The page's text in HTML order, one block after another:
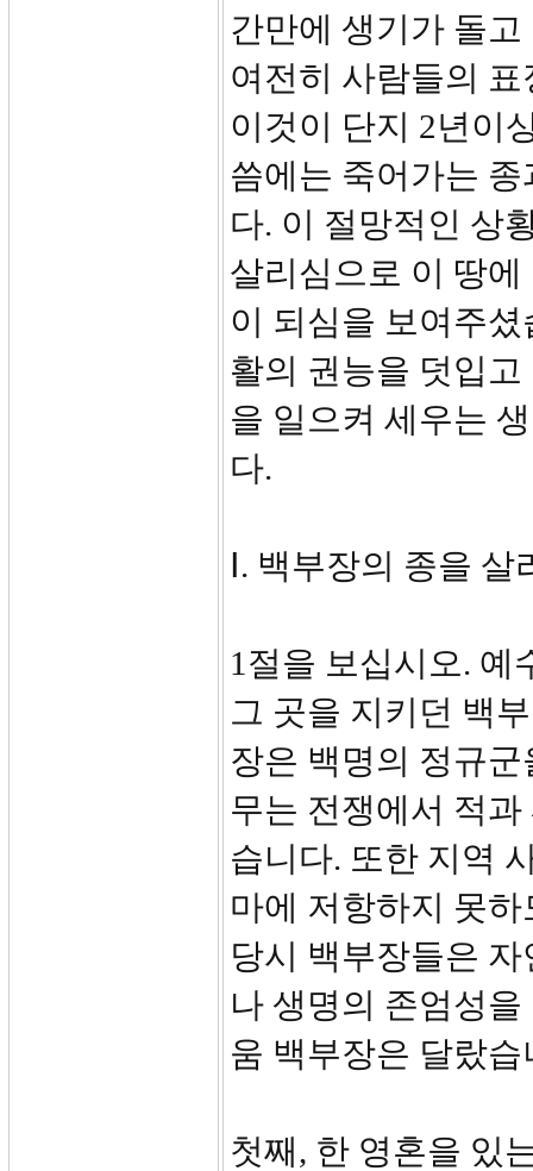
간만에 생기가 돌
여전히 사람들의
이것이 단지 2년이
씀에는 죽어가는
다. 이 절망적인 상
살리심으로 이 땅
이 되심을 보여주
활의 권능을 덧입
을 일으켜 세우는
다.
Ⅰ. 백부장의 종을
1절을 보십시오. 예
그 곳을 지키던 백
장은 백명의 정규
무는 전쟁에서 적
습니다. 또한 지역
마에 저항하지 못
당시 백부장들은
나 생명의 존엄성
움 백부장은 달랐
첫째, 한 영혼을 있